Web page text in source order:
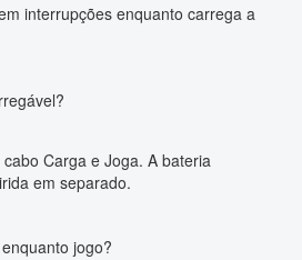
interrupções enquanto carrega a
Carga e Joga. A bateria
em separado.
jogo?